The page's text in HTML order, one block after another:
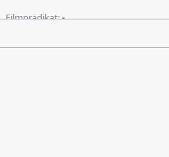
Filmprädikat:-